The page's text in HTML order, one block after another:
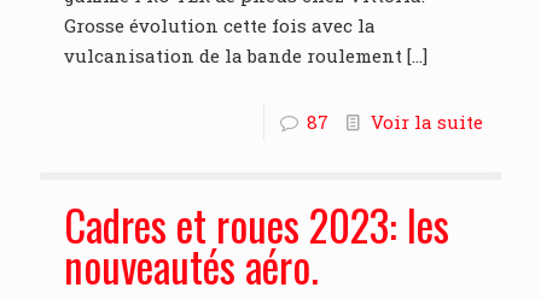
Grosse évolution cette fois avec la
vulcanisation de la bande roulement […]
87 Voir la suite
Cadres et roues 2023: les
nouveautés aéro.